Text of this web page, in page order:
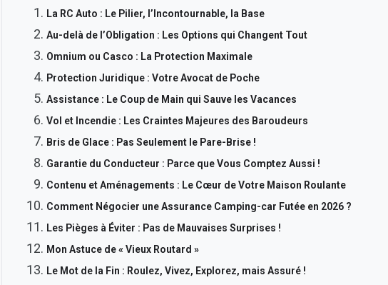
La RC Auto : Le Pilier, l’Incontournable, la Base
Au-delà de l’Obligation : Les Options qui Changent Tout
Omnium ou Casco : La Protection Maximale
Protection Juridique : Votre Avocat de Poche
Assistance : Le Coup de Main qui Sauve les Vacances
Vol et Incendie : Les Craintes Majeures des Baroudeurs
Bris de Glace : Pas Seulement le Pare-Brise !
Garantie du Conducteur : Parce que Vous Comptez Aussi !
Contenu et Aménagements : Le Cœur de Votre Maison Roulante
Comment Négocier une Assurance Camping-car Futée en 2026 ?
Les Pièges à Éviter : Pas de Mauvaises Surprises !
Mon Astuce de « Vieux Routard »
Le Mot de la Fin : Roulez, Vivez, Explorez, mais Assuré !